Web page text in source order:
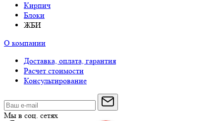
Кирпич
Блоки
ЖБИ
О компании
Доставка, оплата, гарантия
Расчет стоимости
Консультирование
Мы в соц. сетях